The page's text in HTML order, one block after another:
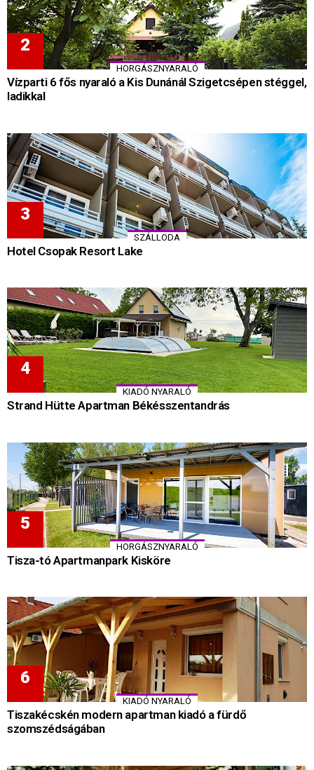
HORGÁSZNYARALÓ
Vízparti 6 fős nyaraló a Kis Dunánál Szigetcsépen stéggel,
ladikkal
SZÁLLODA
Hotel Csopak Resort Lake
KIADÓ NYARALÓ
Strand Hütte Apartman Békésszentandrás
HORGÁSZNYARALÓ
Tisza-tó Apartmanpark Kisköre
KIADÓ NYARALÓ
Tiszakécskén modern apartman kiadó a fürdő
szomszédságában